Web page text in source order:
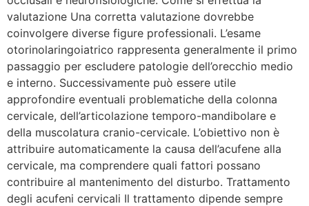
valutazione Una corretta valutazione dovrebbe
coinvolgere diverse figure professionali. L’esame
otorinolaringoiatrico rappresenta generalmente il primo
passaggio per escludere patologie dell’orecchio medio
e interno. Successivamente può essere utile
approfondire eventuali problematiche della colonna
cervicale, dell’articolazione temporo-mandibolare e
della muscolatura cranio-cervicale. L’obiettivo non è
attribuire automaticamente la causa dell’acufene alla
cervicale, ma comprendere quali fattori possano
contribuire al mantenimento del disturbo. Trattamento
degli acufeni cervicali Il trattamento dipende sempre